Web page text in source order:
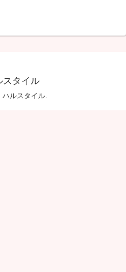
スタイル
ルスタイル.